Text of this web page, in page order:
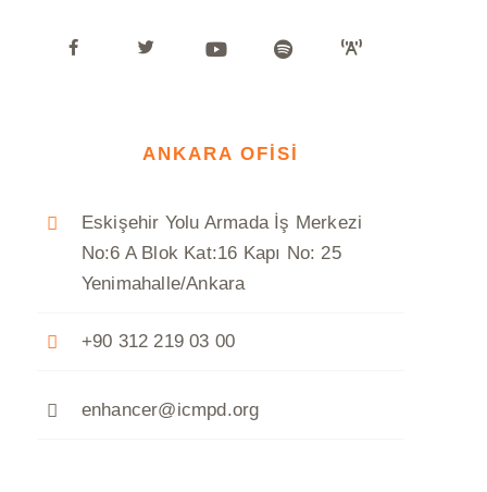
ANKARA OFİSİ
Eskişehir Yolu Armada İş Merkezi
No:6 A Blok Kat:16 Kapı No: 25
Yenimahalle/Ankara
+90 312 219 03 00
enhancer@icmpd.org